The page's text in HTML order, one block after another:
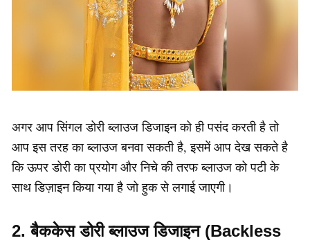
अगर आप सिंगल डोरी ब्लाउज डिजाइन को ही पसंद करती है तो
आप इस तरह का ब्लाउज बनवा सकती है, इसमें आप देख सकते है
कि ऊपर डोरी का प्रयोग और निचे की तरफ ब्लाउज को पटी के
साथ डिज़ाइन किया गया है जो हुक से लगाई जाएगी।
2. बैककेस डोरी ब्लाउज डिजाइन (Backless